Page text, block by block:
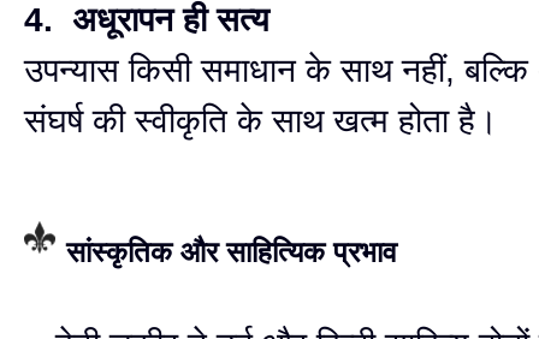
4. अधूरापन ही सत्य
उपन्यास किसी समाधान के साथ नहीं,
संघर्ष की स्वीकृति के साथ खत्म होता है।
सांस्कृतिक और साहित्यिक प्रभाव